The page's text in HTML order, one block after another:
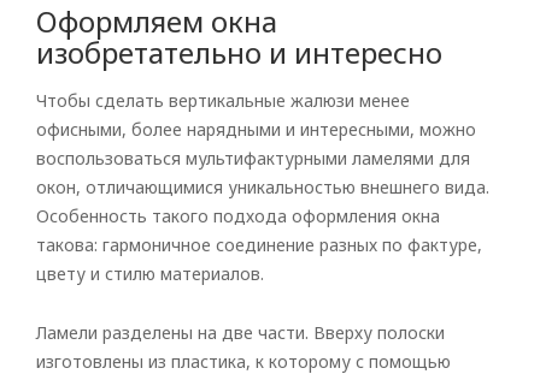
Horizontal
Vertical
Roman
Оформляем окна
изобретательно и интересно
Чтобы сделать вертикальные жалюзи менее
офисными, более нарядными и интересными, можно
воспользоваться мультифактурными ламелями для
окон, отличающимися уникальностью внешнего вида.
Особенность такого подхода оформления окна
такова: гармоничное соединение разных по фактуре,
цвету и стилю материалов.
Ламели разделены на две части. Вверху полоски
изготовлены из пластика, к которому с помощью